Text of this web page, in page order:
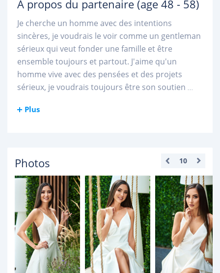
À propos du partenaire (age 48 - 58)
Je cherche un homme avec des intentions
sincères, je voudrais le voir comme un gentleman
sérieux qui veut fonder une famille et être
ensemble toujours et partout. J'aime qu'un
homme vive avec des pensées et des projets
sérieux, je voudrais toujours être son soutien ...
Plus
Photos 10